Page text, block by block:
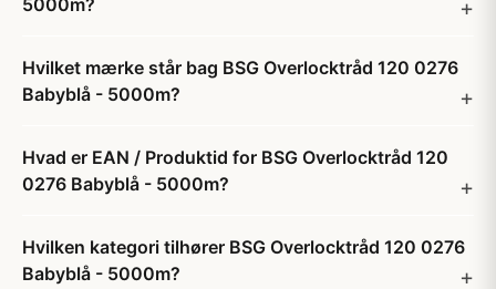
5000m?
Hvilket mærke står bag BSG Overlocktråd 120 0276
Babyblå - 5000m?
Hvad er EAN / Produktid for BSG Overlocktråd 120
0276 Babyblå - 5000m?
Hvilken kategori tilhører BSG Overlocktråd 120 0276
Babyblå - 5000m?